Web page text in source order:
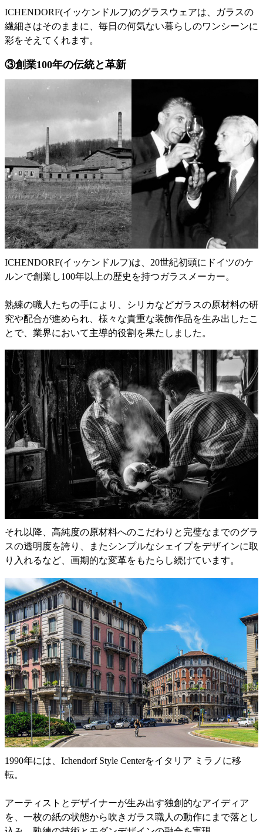
ICHENDORF(イッケンドルフ)のグラスウェアは、ガラスの
繊細さはそのままに、毎日の何気ない暮らしのワンシーンに
彩をそえてくれます。
③創業100年の伝統と革新
ICHENDORF(イッケンドルフ)は、20世紀初頭にドイツのケ
ルンで創業し100年以上の歴史を持つガラスメーカー。
熟練の職人たちの手により、シリカなどガラスの原材料の研
究や配合が進められ、様々な貴重な装飾作品を生み出したこ
とで、業界において主導的役割を果たしました。
それ以降、高純度の原材料へのこだわりと完璧なまでのグラ
スの透明度を誇り、またシンプルなシェイプをデザインに取
り入れるなど、画期的な変革をもたらし続けています。
1990年には、Ichendorf Style Centerをイタリア ミラノに移
転。
アーティストとデザイナーが生み出す独創的なアイディア
を、一枚の紙の状態から吹きガラス職人の動作にまで落とし